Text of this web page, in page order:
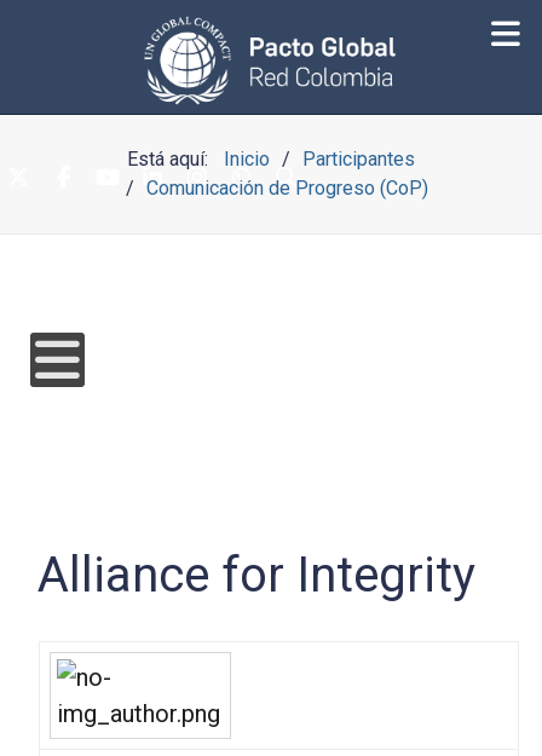
Está aquí: Inicio
Participantes
Comunicación de Progreso (CoP)
Alliance for Integrity